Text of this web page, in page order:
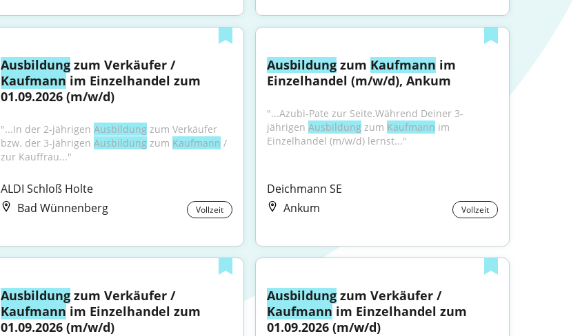
Ausbildung
zum Verkäufer /
Kaufmann im Einzelhandel zum
01.09.2026 (m/w/d)
"...In der 2-jährigen Ausbildung zum Verkäufer
bzw. der 3-jährigen Ausbildung zum Kaufmann /
zur Kauffrau..."
ALDI Schloß Holte
Bad Wünnenberg
Vollzeit
Ausbildung zum Kaufmann im
Einzelhandel (m/w/d), Ankum
"...Azubi-Pate zur Seite.Während Deiner 3-
jährigen Ausbildung zum Kaufmann im
Einzelhandel (m/w/d) lernst..."
Deichmann SE
Ankum
Vollzeit
Ausbildung
zum Verkäufer /
Kaufmann im Einzelhandel zum
01.09.2026 (m/w/d)
Ausbildung
zum Verkäufer /
Kaufmann im Einzelhandel zum
01.09.2026 (m/w/d)